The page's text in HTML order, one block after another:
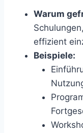
Warum
effizient
Beispiele: